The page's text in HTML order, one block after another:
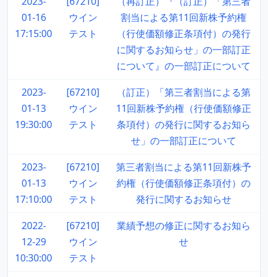
01-16
17:15:00
ウイン
テスト
割当による第11回新株予約権
（行使価額修正条項付）の発行
に関するお知らせ」の一部訂正
について』の一部訂正について
2023-
01-13
19:30:00
[67210]
ウイン
テスト
（訂正）「第三者割当による第
11回新株予約権（行使価額修正
条項付）の発行に関するお知ら
せ」の一部訂正について
2023-
01-13
17:10:00
[67210]
ウイン
テスト
第三者割当による第11回新株予
約権（行使価額修正条項付）の
発行に関するお知らせ
2022-
12-29
10:30:00
[67210]
ウイン
テスト
業績予想の修正に関するお知ら
せ